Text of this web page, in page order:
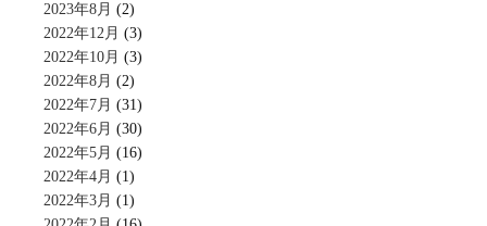
2023年8月 (2)
2022年12月 (3)
2022年10月 (3)
2022年8月 (2)
2022年7月 (31)
2022年6月 (30)
2022年5月 (16)
2022年4月 (1)
2022年3月 (1)